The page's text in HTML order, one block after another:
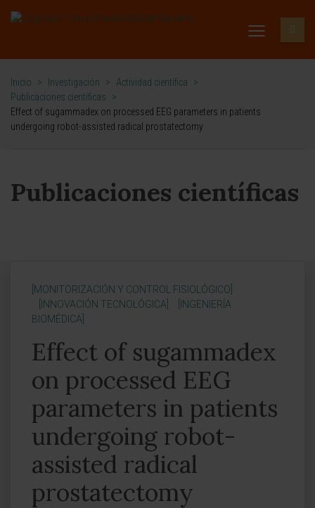
Inicio > Investigación > Actividad científica
>
Publicaciones científicas
>
Effect of sugammadex on processed EEG parameters in patients
undergoing robot-assisted radical prostatectomy
Publicaciones científicas
[MONITORIZACIÓN Y CONTROL FISIOLÓGICO]
[INNOVACIÓN TECNOLÓGICA]
[INGENIERÍA
BIOMÉDICA]
Effect of sugammadex
on processed EEG
parameters in patients
undergoing robot-
assisted radical
prostatectomy